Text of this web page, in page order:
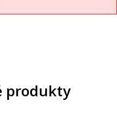
produkty